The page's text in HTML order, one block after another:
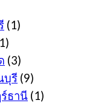
(1)
(3)
บุรี (9)
ธานี (1)